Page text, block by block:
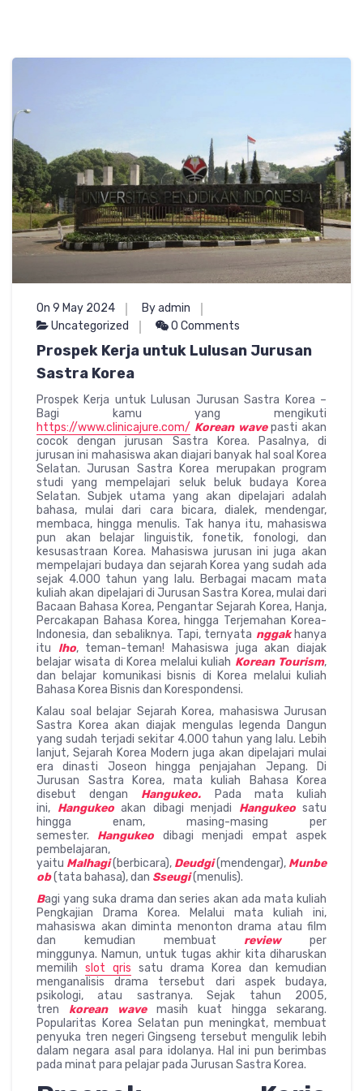
On 9 May 2024
By admin
Uncategorized
0 Comments
Prospek Kerja untuk Lulusan Jurusan
Sastra Korea
Prospek Kerja untuk Lulusan Jurusan Sastra Korea –
Bagi kamu yang mengikuti
https://www.clinicajure.com/ Korean wavepasti akan
cocok dengan jurusan Sastra Korea. Pasalnya, di
jurusan ini mahasiswa akan diajari banyak hal soal Korea
Selatan. Jurusan Sastra Korea merupakan program
studi yang mempelajari seluk beluk budaya Korea
Selatan. Subjek utama yang akan dipelajari adalah
bahasa, mulai dari cara bicara, dialek, mendengar,
membaca, hingga menulis. Tak hanya itu, mahasiswa
pun akan belajar linguistik, fonetik, fonologi, dan
kesusastraan Korea. Mahasiswa jurusan ini juga akan
mempelajari budaya dan sejarah Korea yang sudah ada
sejak 4.000 tahun yang lalu. Berbagai macam mata
kuliah akan dipelajari di Jurusan Sastra Korea, mulai dari
Bacaan Bahasa Korea, Pengantar Sejarah Korea, Hanja,
Percakapan Bahasa Korea, hingga Terjemahan Korea-
Indonesia, dan sebaliknya. Tapi, ternyata nggakhanya
itu lho, teman-teman! Mahasiswa juga akan diajak
belajar wisata di Korea melalui kuliah Korean Tourism,
dan belajar komunikasi bisnis di Korea melalui kuliah
Bahasa Korea Bisnis dan Korespondensi.
Kalau soal belajar Sejarah Korea, mahasiswa Jurusan
Sastra Korea akan diajak mengulas legenda Dangun
yang sudah terjadi sekitar 4.000 tahun yang lalu. Lebih
lanjut, Sejarah Korea Modern juga akan dipelajari mulai
era dinasti Joseon hingga penjajahan Jepang. Di
Jurusan Sastra Korea, mata kuliah Bahasa Korea
disebut dengan Hangukeo.
Pada mata kuliah
ini, Hangukeo akan dibagi menjadi Hangukeo satu
hingga enam, masing-masing per
semester. Hangukeo dibagi menjadi empat aspek
pembelajaran,
yaitu Malhagi(berbicara), Deudgi(mendengar), Munbe
ob(tata bahasa), dan Sseugi(menulis).
Bagi yang suka drama dan series akan ada mata kuliah
Pengkajian Drama Korea. Melalui mata kuliah ini,
mahasiswa akan diminta menonton drama atau film
dan kemudian membuat reviewper
minggunya. Namun, untuk tugas akhir kita diharuskan
memilih slot qris satu drama Korea dan kemudian
menganalisis drama tersebut dari aspek budaya,
psikologi, atau sastranya. Sejak tahun 2005,
tren korean wavemasih kuat hingga sekarang.
Popularitas Korea Selatan pun meningkat, membuat
penyuka tren negeri Gingseng tersebut mengulik lebih
dalam negara asal para idolanya. Hal ini pun berimbas
pada minat para pelajar pada Jurusan Sastra Korea.